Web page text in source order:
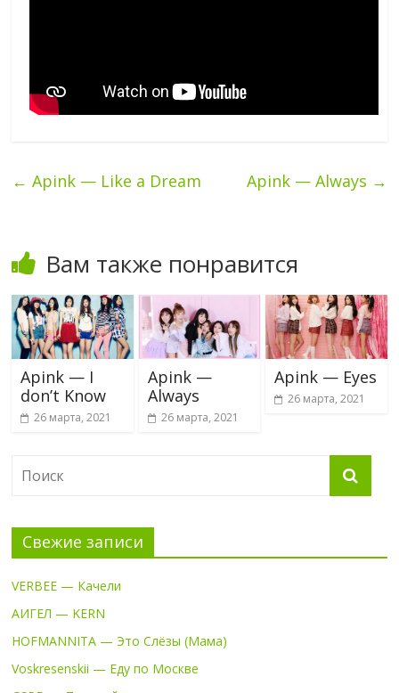
← Apink — Like a Dream Apink — Always →
Вам также понравится
Apink — I
don’t Know
26 марта, 2021
Apink —
Always
26 марта, 2021
Apink — Eyes
26 марта, 2021
Свежие записи
VERBEE — Качели
АИГЕЛ — KERN
HOFMANNITA — Это Слёзы (Мама)
Voskresenskii — Еду по Москве